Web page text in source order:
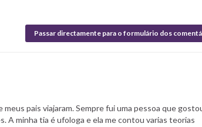
Passar directamente para o formulário dos
pais viajaram. Sempre fui uma pessoa que
minha tia é ufologa e ela me contou varias teorias